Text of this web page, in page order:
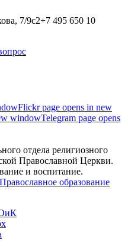
7/9с2+7 495 650 10
Flickr page opens in new
windowTelegram page opens
отдела религиозного
Православной Церкви.
и воспитание.